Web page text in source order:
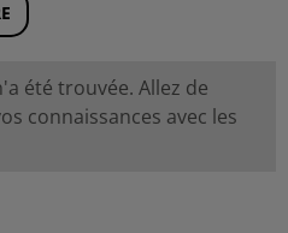
été trouvée. Allez de
connaissances avec les